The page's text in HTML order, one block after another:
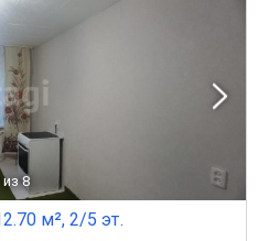
из 8
м², 2/5 эт.